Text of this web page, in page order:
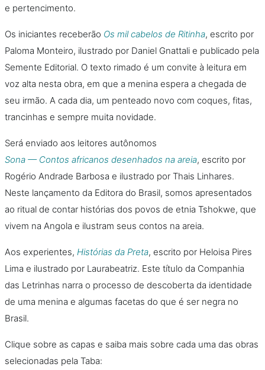
e pertencimento.
Os iniciantes receberão Os mil cabelos de Ritinha, escrito por
Paloma Monteiro, ilustrado por Daniel Gnattali e publicado pela
Semente Editorial. O texto rimado é um convite à leitura em
voz alta nesta obra, em que a menina espera a chegada de
seu irmão. A cada dia, um penteado novo com coques, fitas,
trancinhas e sempre muita novidade.
Será enviado aos leitores autônomos
Sona — Contos africanos desenhados na areia, escrito por
Rogério Andrade Barbosa e ilustrado por Thais Linhares.
Neste lançamento da Editora do Brasil, somos apresentados
ao ritual de contar histórias dos povos de etnia Tshokwe, que
vivem na Angola e ilustram seus contos na areia.
Aos experientes, Histórias da Preta, escrito por Heloisa Pires
Lima e ilustrado por Laurabeatriz. Este título da Companhia
das Letrinhas narra o processo de descoberta da identidade
de uma menina e algumas facetas do que é ser negra no
Brasil.
Clique sobre as capas e saiba mais sobre cada uma das obras
selecionadas pela Taba: